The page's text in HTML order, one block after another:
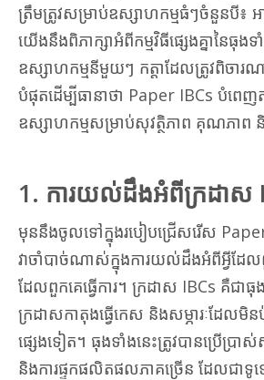
ត្រឹមត្រូវសម្រាប់ឧស្សាហកម្មធំៗចំនួនបី៖
យើងនឹងពិភាក្សាអំពីកម្មវិធីផ្សេងគ្នានៃធុងទ
ឧស្សាហកម្មនីមួយៗ កត្តាដែលត្រូវពិចារណ
បំផុតដើម្បីធានាថា Paper IBCs បំពេញ
ឧស្សាហកម្មសម្រាប់សុវត្ថិភាព គុណភាព និ
1. ការយល់ដឹងអំពីក្រដាស
មុននឹងចូលទៅក្នុងរបៀបជ្រើសរើស
វាចាំបាច់ណាស់ក្នុងការយល់ដឹងអំពីអ្វីដែ
ដែលពួកគេធ្វើការ។ ក្រដាស IBCs គឺជ
ក្រដាសកាតុងធ្វើកេស និងសម្ភារៈដែលមិ
ផ្សេងទៀត។ ធុងទាំងនេះត្រូវបានប្រើប្រា
និងការផ្ទុកផលិតផលភាគច្រើន ដែលជាទូ